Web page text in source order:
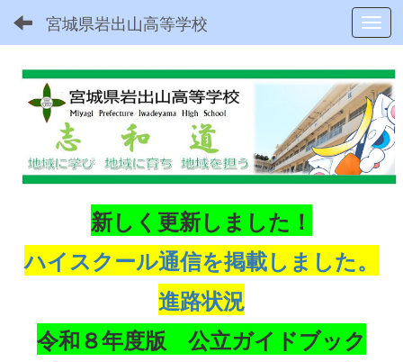
宮城県岩出山高等学校
新しく更新しました！
ハイスクール通信を掲載しました。
進路状況
令和８年度版 公立ガイドブック